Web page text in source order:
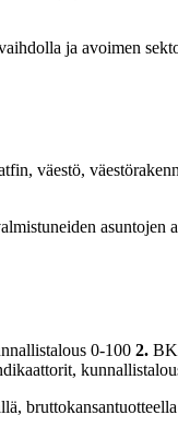
ja avoimen
väestö,
asuntojen
0-100 2.